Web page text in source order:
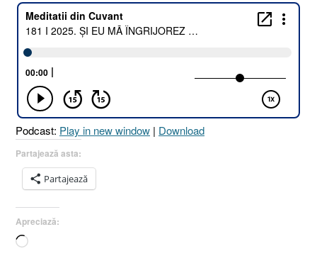
2025.
ȘI
EU
FRĂMÂNT
?
Podcast: Play in new window | Download
Partajează asta:
Partajează
Apreciază:
Încarc...